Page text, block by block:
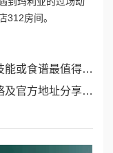
312房间。
最值得学习与实践
方地址分享指南